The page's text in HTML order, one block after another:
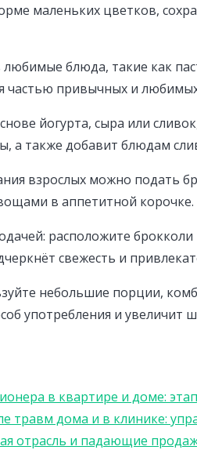
маленьких цветков,
блюда, такие как
частью привычных и
йогурта, сыра или
а также добавит блюдам
взрослых можно подать
в аппетитной корочке.
расположите
свежесть и
небольшие порции,
употребления и
в квартире и доме:
травм дома и в клинике:
отрасль и падающие